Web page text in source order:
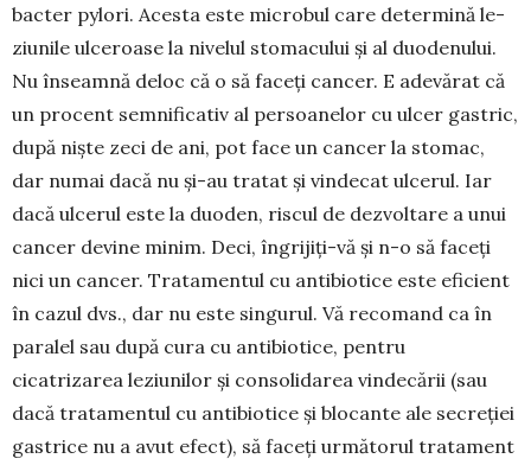
bacter pylori. Acesta este microbul care deter­mină le­
ziu­nile ulceroase la nivelul stoma­cului și al duo­de­nului.
Nu în­seamnă deloc că o să faceți cancer. E ade­vărat că
un pro­cent semni­ficativ al persoanelor cu ulcer gastric,
după niște zeci de ani, pot face un cancer la sto­mac,
dar numai dacă nu și-au tratat și vindecat ulcerul. Iar
dacă ulcerul este la duoden, riscul de dezvoltare a unui
cancer devine minim. Deci, îngrijiți-vă și n-o să faceți
nici un cancer. Tra­tamentul cu antibiotice este efi­cient
în cazul dvs., dar nu este singurul. Vă reco­mand ca în
paralel sau după cura cu antibiotice, pentru
cicatrizarea leziunilor și consolidarea vindecării (sau
dacă tratamentul cu antibiotice și blocante ale secreției
gastrice nu a avut efect), să faceți următorul tratament